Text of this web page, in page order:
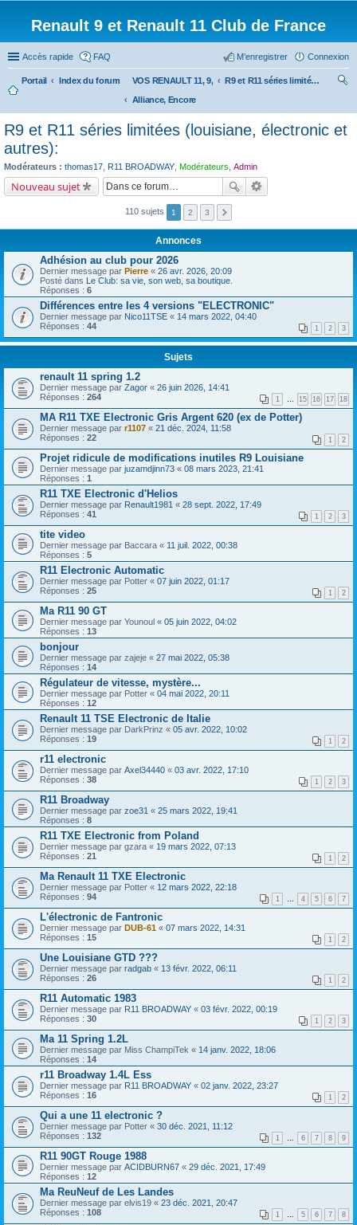
Renault 9 et Renault 11 Club de France
Accès rapide FAQ Connexion
M’enregistrer
Portail Index du forum
VOS RENAULT 11, 9,
Alliance, Encore
R9 et R11 séries limitées (louisiane, électronic et autres):
ch
R9 et R11 séries limitées (louisiane, électronic et
autres):
Modérateurs : thomas17 R11 BROADWAY Modérateurs Admin
Nouveau sujet
110 sujets 1 2 3
Annonces
Adhésion au club pour 2026
Dernier message par Pierre « 26 avr. 2026, 20:09
Posté dans Le Club: sa vie, son web, sa boutique.
Réponses : 6
Différences entre les 4 versions "ELECTRONIC"
Dernier message par Nico11TSE « 14 mars 2022, 04:40
Réponses : 44 1 2 3
Sujets
renault 11 spring 1.2
Dernier message par Zagor « 26 juin 2026, 14:41
Réponses : 264 1 15 16 17 18
MA R11 TXE Electronic Gris Argent 620 (ex de Potter)
Dernier message par r1107 « 21 déc. 2024, 11:58
Réponses : 22 1 2
Projet ridicule de modifications inutiles R9 Louisiane
Dernier message par juzamdjinn73 « 08 mars 2023, 21:41
Réponses : 1
R11 TXE Electronic d'Helios
Dernier message par Renault1981 « 28 sept. 2022, 17:49
Réponses : 41 1 2 3
tite video
Dernier message par Baccara « 11 juil. 2022, 00:38
Réponses : 5
R11 Electronic Automatic
Dernier message par Potter « 07 juin 2022, 01:17
Réponses : 25 1 2
Ma R11 90 GT
Dernier message par Younoul « 05 juin 2022, 04:02
Réponses : 13
bonjour
Dernier message par zajeje « 27 mai 2022, 05:38
Réponses : 14
Régulateur de vitesse, mystère...
Dernier message par Potter « 04 mai 2022, 20:11
Réponses : 12
Renault 11 TSE Electronic de Italie
Dernier message par DarkPrinz « 05 avr. 2022, 10:02
Réponses : 19 1 2
r11 electronic
Dernier message par Axel34440 « 03 avr. 2022, 17:10
Réponses : 38 1 2 3
R11 Broadway
Dernier message par zoe31 « 25 mars 2022, 19:41
Réponses : 8
R11 TXE Electronic from Poland
Dernier message par gzara « 19 mars 2022, 07:13
Réponses : 21 1 2
Ma Renault 11 TXE Electronic
Dernier message par Potter « 12 mars 2022, 22:18
Réponses : 94 1 4 5 6 7
L'électronic de Fantronic
Dernier message par DUB-61 « 07 mars 2022, 14:31
Réponses : 15 1 2
Une Louisiane GTD ???
Dernier message par radgab « 13 févr. 2022, 06:11
Réponses : 26 1 2
R11 Automatic 1983
Dernier message par R11 BROADWAY « 03 févr. 2022, 00:19
Réponses : 30 1 2 3
Ma 11 Spring 1.2L
Dernier message par Miss ChampiTek « 14 janv. 2022, 18:06
Réponses : 14
r11 Broadway 1.4L Ess
Dernier message par R11 BROADWAY « 02 janv. 2022, 23:27
Réponses : 16 1 2
Qui a une 11 electronic ?
Dernier message par Potter « 30 déc. 2021, 11:12
Réponses : 132 1 6 7 8 9
R11 90GT Rouge 1988
Dernier message par ACIDBURN67 « 29 déc. 2021, 17:49
Réponses : 12
Ma ReuNeuf de Les Landes
Dernier message par elvis19 « 23 déc. 2021, 20:47
Réponses : 108 1 5 6 7 8